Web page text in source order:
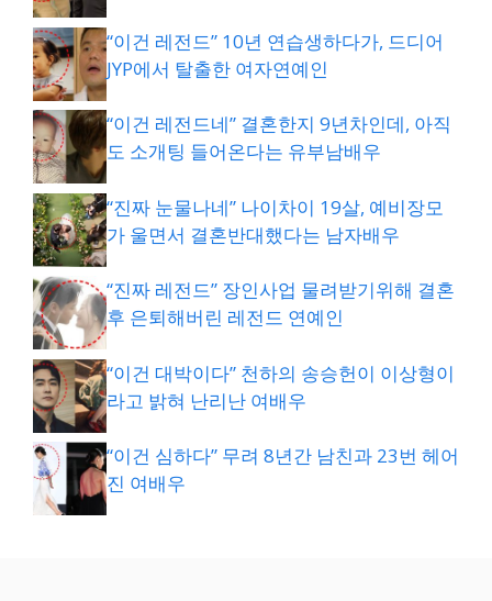
“이건 레전드” 10년 연습생하다가, 드디어
JYP에서 탈출한 여자연예인
“이건 레전드네” 결혼한지 9년차인데, 아직
도 소개팅 들어온다는 유부남배우
“진짜 눈물나네” 나이차이 19살, 예비장모
가 울면서 결혼반대했다는 남자배우
“진짜 레전드” 장인사업 물려받기위해 결혼
후 은퇴해버린 레전드 연예인
“이건 대박이다” 천하의 송승헌이 이상형이
라고 밝혀 난리난 여배우
“이건 심하다” 무려 8년간 남친과 23번 헤어
진 여배우